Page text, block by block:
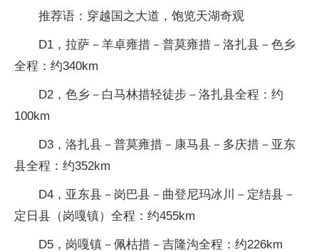
推荐语：穿越国之大道，饱览天湖奇观
D1，拉萨－羊卓雍措－普莫雍措－洛扎县－色乡
全程：约340km
D2，色乡－白马林措轻徒步－洛扎县全程：约
100km
D3，洛扎县－普莫雍措－康马县－多庆措－亚东
县全程：约352km
D4，亚东县－岗巴县－曲登尼玛冰川－定结县－
定日县（岗嘎镇）全程：约455km
D5，岗嘎镇－佩枯措－吉隆沟全程：约226km